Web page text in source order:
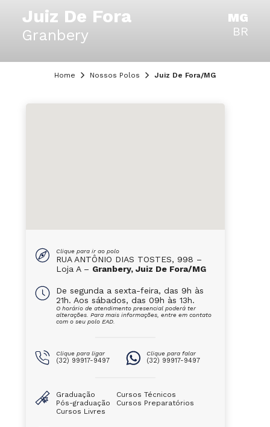
Juiz De Fora
Granbery
MG
BR
Home Nossos Polos Juiz De Fora/MG
Clique para ir ao polo
RUA ANTÔNIO DIAS TOSTES, 998 –
Loja A – Granbery, Juiz De Fora/MG
De segunda a sexta-feira, das 9h às
21h. Aos sábados, das 09h às 13h.
O horário de atendimento presencial poderá ter
alterações. Para mais informações, entre em contato
com o seu polo EAD.
Clique para ligar
(32) 99917-9497
Clique para falar
(32) 99917-9497
Graduação
Pós-graduação
Cursos Livres
Cursos Técnicos
Cursos Preparatórios